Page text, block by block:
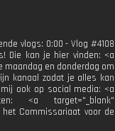
vlogs: 0:00 - Vlog #4108
Die kan je hier vinden: <a
maandag en donderdag om
kanaal zodat je alles kan
ook op social media: <a
<a target="_blank"
Commissariaat voor de